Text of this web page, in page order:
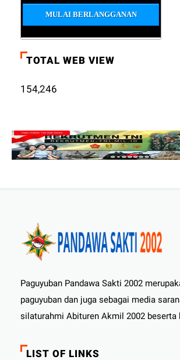
TOTAL WEB VIEW
154,246
Paguyuban Pandawa Sakti 2002
paguyuban dan juga sebagai media
silaturahmi Abituren Akmil 2002 beserta
LIST OF LINKS